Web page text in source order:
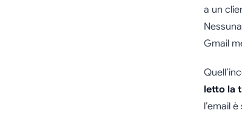
a un
Gmail
letto la
l’email